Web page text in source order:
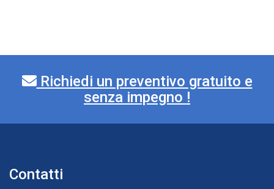
Richiedi un preventivo gratuito e
senza impegno !
Contatti